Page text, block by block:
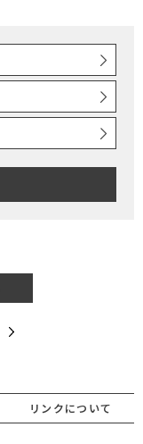
リンクについて